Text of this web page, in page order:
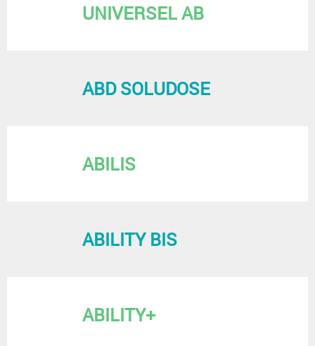
UNIVERSEL AB
ABD SOLUDOSE
ABILIS
ABILITY BIS
ABILITY+